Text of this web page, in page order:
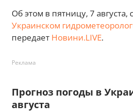
Об этом в пятницу, 7
Украинском
передает Новини.LIVE.
Реклама
Прогноз погоды в
августа